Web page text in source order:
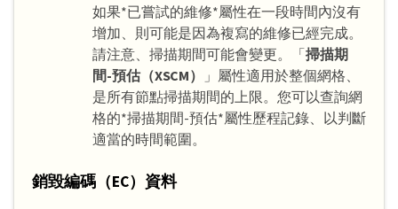
如果*已嘗試的維修*屬性在一段時間內沒有
增加、則可能是因為複寫的維修已經完成。
請注意、掃描期間可能會變更。「掃描期
間-預估（XSCM）
」屬性適用於整個網格、
是所有節點掃描期間的上限。您可以查詢網
格的*掃描期間-預估*屬性歷程記錄、以判斷
適當的時間範圍。
銷毀編碼（EC）資料